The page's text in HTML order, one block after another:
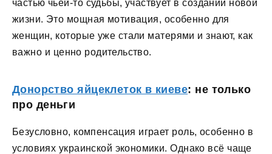
частью чьей-то судьбы, участвует в создании новой
жизни. Это мощная мотивация, особенно для
женщин, которые уже стали матерями и знают, как
важно и ценно родительство.
Донорство яйцеклеток в киеве: не только
про деньги
Безусловно, компенсация играет роль, особенно в
условиях украинской экономики. Однако всё чаще